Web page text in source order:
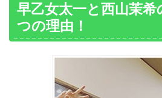
早乙女太一と西山茉希
つの理由！